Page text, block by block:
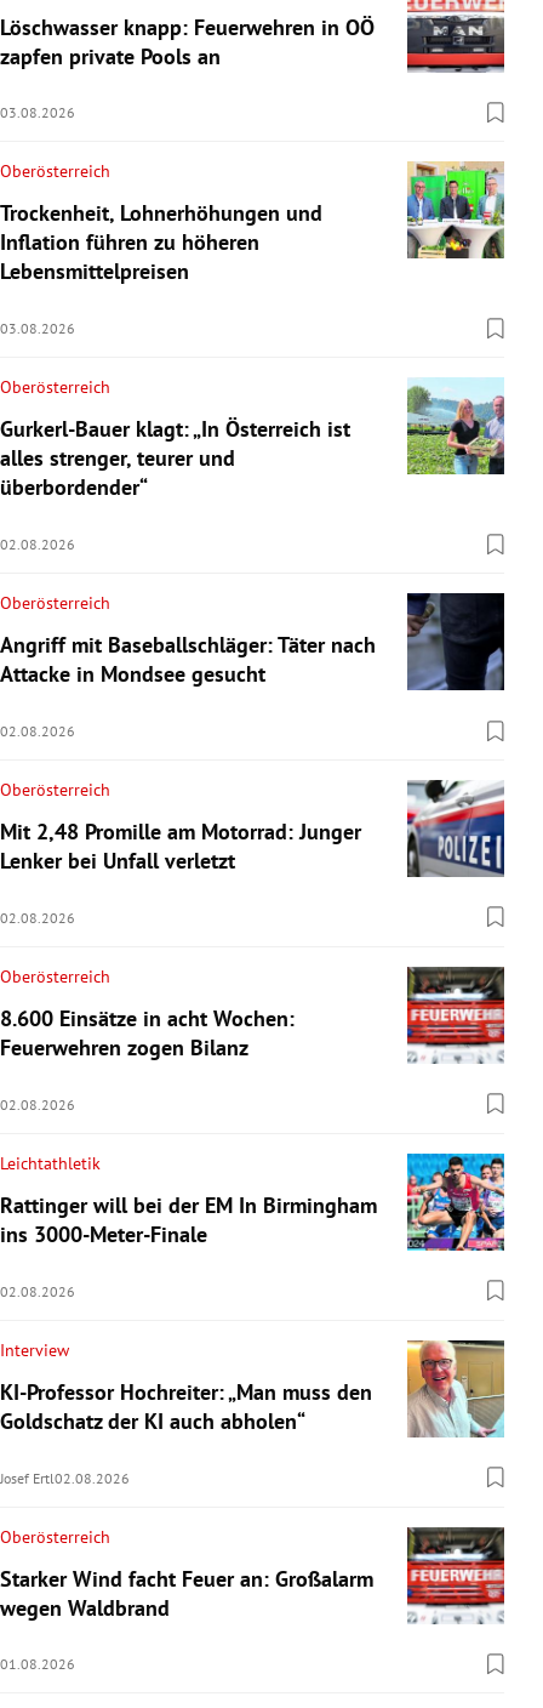
Löschwasser knapp: Feuerwehren in OÖ
zapfen private Pools an
03.08.2026
Oberösterreich
Trockenheit, Lohnerhöhungen und
Inflation führen zu höheren
Lebensmittelpreisen
03.08.2026
Oberösterreich
Gurkerl-Bauer klagt: „In Österreich ist
alles strenger, teurer und
überbordender“
02.08.2026
Oberösterreich
Angriff mit Baseballschläger: Täter nach
Attacke in Mondsee gesucht
02.08.2026
Oberösterreich
Mit 2,48 Promille am Motorrad: Junger
Lenker bei Unfall verletzt
02.08.2026
Oberösterreich
8.600 Einsätze in acht Wochen:
Feuerwehren zogen Bilanz
02.08.2026
Leichtathletik
Rattinger will bei der EM In Birmingham
ins 3000-Meter-Finale
02.08.2026
Interview
KI-Professor Hochreiter: „Man muss den
Goldschatz der KI auch abholen“
Josef Ertl02.08.2026
Oberösterreich
Starker Wind facht Feuer an: Großalarm
wegen Waldbrand
01.08.2026